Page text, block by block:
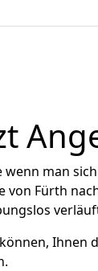
wenn man
Fürth
Ihnen